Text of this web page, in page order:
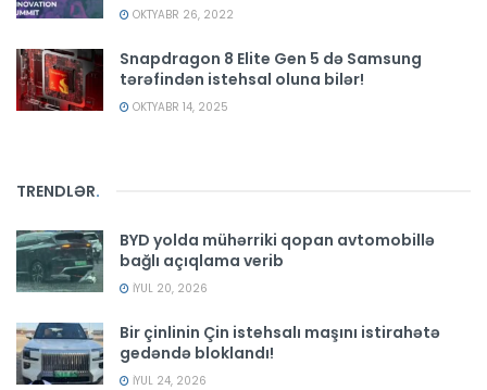
OKTYABR 26, 2022
Snapdragon 8 Elite Gen 5 də Samsung
tərəfindən istehsal oluna bilər!
OKTYABR 14, 2025
TRENDLƏR.
BYD yolda mühərriki qopan avtomobillə
bağlı açıqlama verib
İYUL 20, 2026
Bir çinlinin Çin istehsalı maşını istirahətə
gedəndə bloklandı!
İYUL 24, 2026